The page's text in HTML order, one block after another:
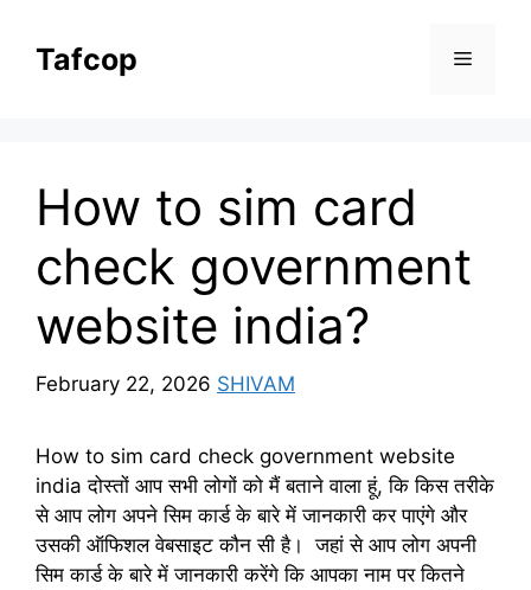
contentTafcop Menu
How to sim card
check government
website india?
February 22, 2026 SHIVAM
How to sim card check government website
india दोस्तों आप सभी लोगों को मैं बताने वाला हूं, कि किस तरीके
से आप लोग अपने सिम कार्ड के बारे में जानकारी कर पाएंगे और
उसकी ऑफिशल वेबसाइट कौन सी है। जहां से आप लोग अपनी
सिम कार्ड के बारे में जानकारी करेंगे कि आपका नाम पर कितने